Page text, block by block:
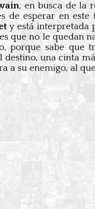
, en busca de la
de esperar en
y está interpretada
que no le quedan
porque sabe que
destino, una cinta
a su enemigo, al